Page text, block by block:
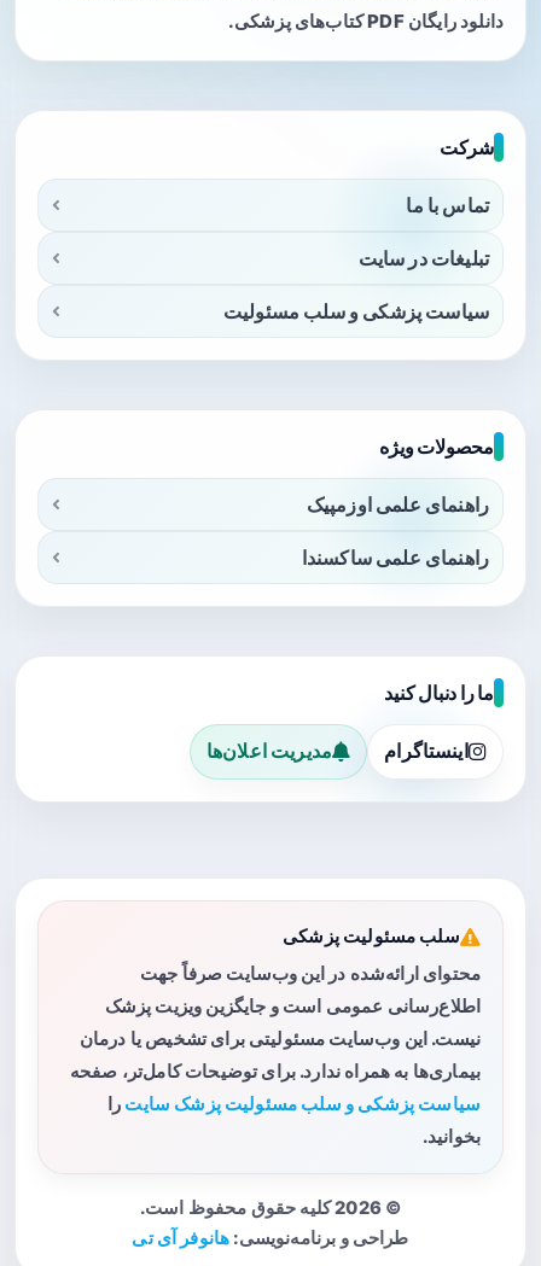
دانلود رایگان PDF کتاب‌های پزشکی.
شرکت
تماس با ما
تبلیغات در سایت
سیاست پزشکی و سلب مسئولیت
محصولات ویژه
راهنمای علمی اوزمپیک
راهنمای علمی ساکسندا
ما را دنبال کنید
اینستاگرام مدیریت اعلان‌ها
سلب مسئولیت پزشکی
محتوای ارائه‌شده در این وب‌سایت صرفاً جهت
اطلاع‌رسانی عمومی است و جایگزین ویزیت پزشک
نیست. این وب‌سایت مسئولیتی برای تشخیص یا درمان
بیماری‌ها به همراه ندارد. برای توضیحات کامل‌تر، صفحه
سیاست پزشکی و سلب مسئولیت پزشک سایت را
بخوانید.
© 2026 کلیه حقوق محفوظ است.
طراحی و برنامه‌نویسی: هانوفر آی تی